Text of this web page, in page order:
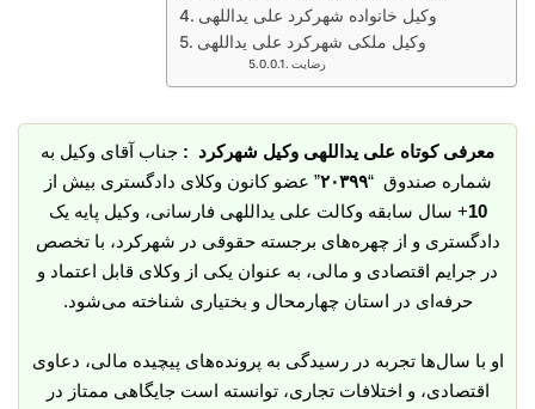
وکیل خانواده شهرکرد علی یداللهی
وکیل ملکی شهرکرد علی یداللهی
رضایت
معرفی کوتاه علی یداللهی وکیل شهرکرد : جناب آقای وکیل به
شماره صندوق “٢٠٣٩٩” عضو کانون وکلای دادگستری بیش از
10+ سال سابقه وکالت علی یداللهی فارسانی، وکیل پایه یک
دادگستری و از چهره‌های برجسته حقوقی در شهرکرد، با تخصص
در جرایم اقتصادی و مالی، به عنوان یکی از وکلای قابل اعتماد و
حرفه‌ای در استان چهارمحال و بختیاری شناخته می‌شود.
او با سال‌ها تجربه در رسیدگی به پرونده‌های پیچیده مالی، دعاوی
اقتصادی، و اختلافات تجاری، توانسته است جایگاهی ممتاز در